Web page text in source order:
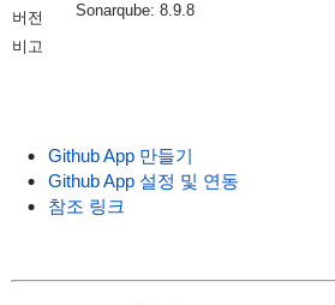
버전
Sonarqube: 8.9.8
비고
Github App 만들기
Github App 설정 및 연동
참조 링크